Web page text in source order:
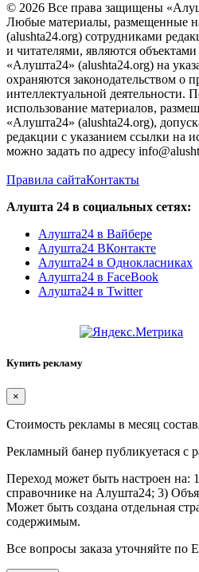
© 2026 Все права защищены
Любые материалы, размещенные
(alushta24.org) сотрудниками
и читателями, являются
«Алушта24» (alushta24.org) на
охраняются законодательством о
интеллектуальной деятельности.
использование материалов,
«Алушта24» (alushta24.org),
редакции с указанием ссылки на
можно задать по адресу
Правила сайтаКонтакты
Алушта 24 в социальных сетях:
Алушта24 в Вайбере
Алушта24 ВКонтакте
Алушта24 в Однокласниках
Алушта24 в FaceBook
Алушта24 в Twitter
Купить рекламу
×
Стоимость рекламы в месяц
Рекламный банер публикуетася с
Переход может быть настроен на:
справочнике на Алушта24; 3)
Может быть создана отдельная
содержимым.
Все вопросы заказа уточняйте по